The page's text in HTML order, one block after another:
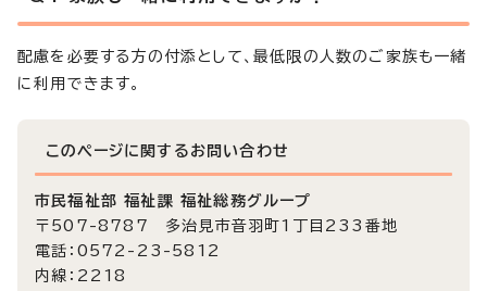
配慮を必要する方の付添として、最低限の人数のご家族も一緒
に利用できます。
このページに関する お問い合わせ
市民福祉部 福祉課 福祉総務グループ
〒507-8787 多治見市音羽町1丁目233番地
電話：0572-23-5812
内線：2218